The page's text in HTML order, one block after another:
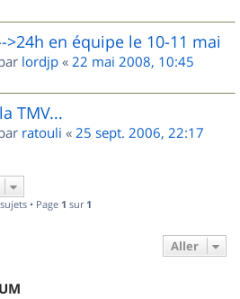
en équipe le 10-11 mai
lordjp « 22 mai 2008, 10:45
TMV...
ratouli « 25 sept. 2006, 22:17
• Page 1 sur 1
Aller